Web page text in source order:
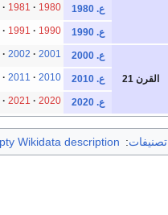
ع. 1980 1980
1981
ع. 1990 1990
1991
القرن 21
ع. 2000 2001
2002
ع. 2010 2010
2011
ع. 2020 2020
2021
تصنيفات:
Wikidata description